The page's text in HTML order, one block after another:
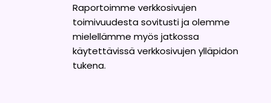
Raportoimme verkkosivujen
toimivuudesta sovitusti ja olemme
mielellämme myös jatkossa
käytettävissä verkkosivujen ylläpidon
tukena.